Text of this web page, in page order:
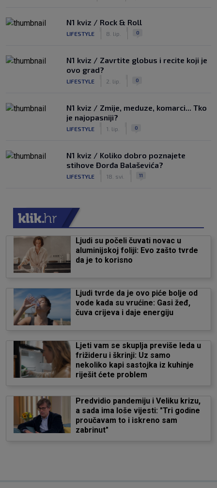
N1 kviz / Rock & Roll
LIFESTYLE 8. lip. 0
N1 kviz / Zavrtite globus i recite koji je
ovo grad?
LIFESTYLE 2. lip. 0
N1 kviz / Zmije, meduze, komarci... Tko
je najopasniji?
LIFESTYLE 1. lip. 0
N1 kviz / Koliko dobro poznajete
stihove Đorđa Balaševića?
LIFESTYLE 18. svi. 11
Ljudi su počeli čuvati novac u
aluminijskoj foliji: Evo zašto tvrde
da je to korisno
Ljudi tvrde da je ovo piće bolje od
vode kada su vrućine: Gasi žeđ,
čuva crijeva i daje energiju
Ljeti vam se skuplja previše leda u
frižideru i škrinji: Uz samo
nekoliko kapi sastojka iz kuhinje
riješit ćete problem
Predvidio pandemiju i Veliku krizu,
a sada ima loše vijesti: "Tri godine
proučavam to i iskreno sam
zabrinut"